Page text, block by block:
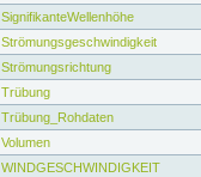
SignifikanteWellenhöhe
Strömungsgeschwindigkeit
Strömungsrichtung
Trübung
Trübung_Rohdaten
Volumen
WINDGESCHWINDIGKEIT